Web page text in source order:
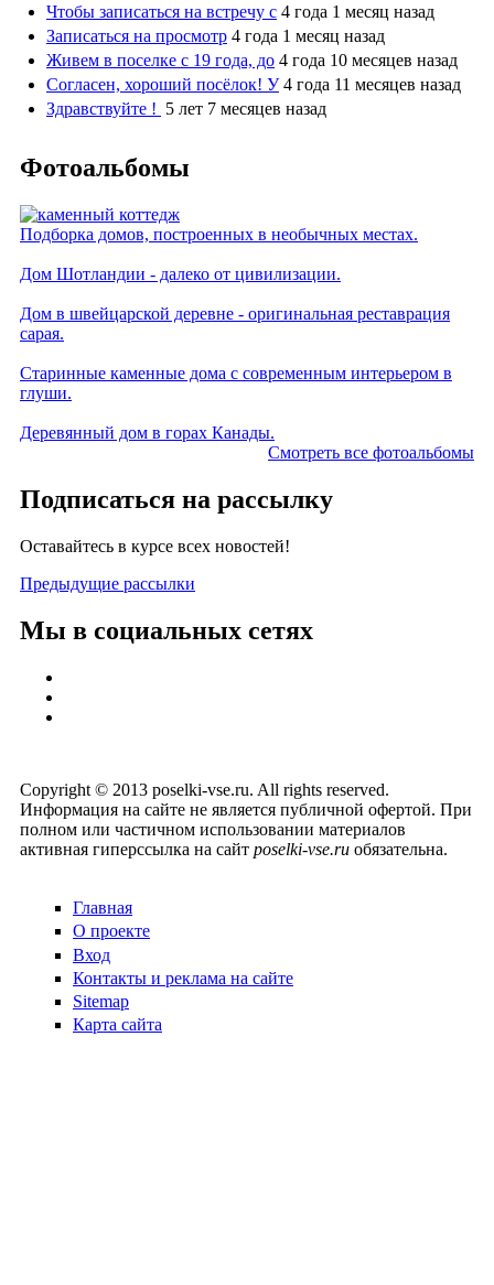
Чтобы записаться на встречу с 4 года 1 месяц назад
Записаться на просмотр 4 года 1 месяц назад
Живем в поселке с 19 года, до 4 года 10 месяцев назад
Согласен, хороший посёлок! У 4 года 11 месяцев назад
Здравствуйте ! 5 лет 7 месяцев назад
Фотоальбомы
Подборка домов, построенных в необычных местах.
Дом Шотландии - далеко от цивилизации.
Дом в швейцарской деревне - оригинальная реставрация
сарая.
Старинные каменные дома с современным интерьером в
глуши.
Деревянный дом в горах Канады.
Смотреть все фотоальбомы
Подписаться на рассылку
Оставайтесь в курсе всех новостей!
Предыдущие рассылки
Мы в социальных сетях
Copyright © 2013 poselki-vse.ru. All rights reserved.
Информация на сайте не является публичной офертой. При
полном или частичном использовании материалов
активная гиперссылка на сайт poselki-vse.ru​ обязательна.
Главная
О проекте
Вход
Контакты и реклама на сайте
Sitemap
Карта сайта